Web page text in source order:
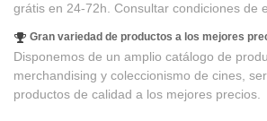
grátis en 24-72h. Consultar condiciones de
Gran variedad de productos a los mejores
Disponemos de un amplio catálogo de
merchandising y coleccionismo de cines,
productos de calidad a los mejores precios.